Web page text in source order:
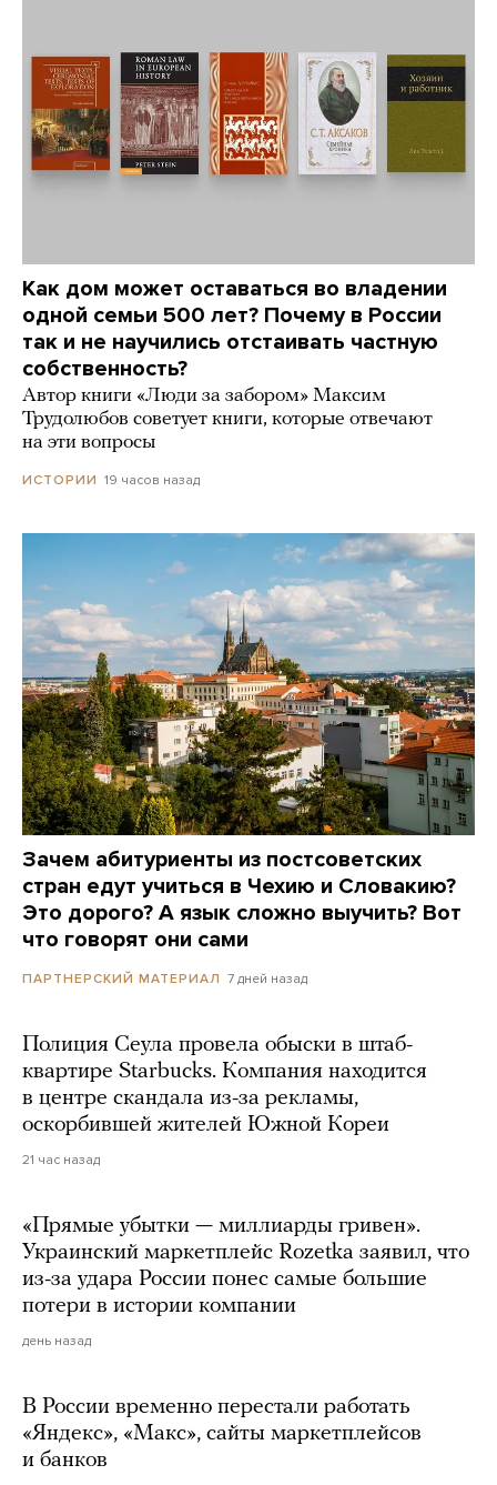
Как дом может оставаться во владении
одной семьи 500 лет? Почему в России
так и не научились отстаивать частную
собственность?
Автор книги «Люди за забором» Максим
Трудолюбов советует книги, которые отвечают
на эти вопросы
ИСТОРИИ 19 часов назад
Зачем абитуриенты из постсоветских
стран едут учиться в Чехию и Словакию?
Это дорого? А язык сложно выучить? Вот
что говорят они сами
ПАРТНЕРСКИЙ МАТЕРИАЛ 7 дней назад
Полиция Сеула провела обыски в штаб-
квартире Starbucks. Компания находится
в центре скандала из-за рекламы,
оскорбившей жителей Южной Кореи
21 час назад
«Прямые убытки — миллиарды гривен».
Украинский маркетплейс Rozetka заявил, что
из-за удара России понес самые большие
потери в истории компании
день назад
В России временно перестали работать
«Яндекс», «Макс», сайты маркетплейсов
и банков